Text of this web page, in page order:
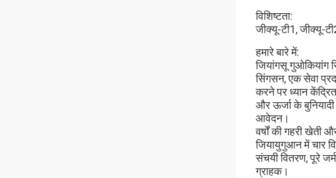
विशिष्टता:
जीक्यू-टी1, जीक्यू-
हमारे बारे में:
जियांगसू गुओकियांग
सिंगसन, एक सेवा
करने पर ध्यान
और ऊर्जा के
आवेदन।
वर्षों की गहरी खेती
जियायुगुआन में चार
संचयी वितरण, पूरे
ग्राहक।